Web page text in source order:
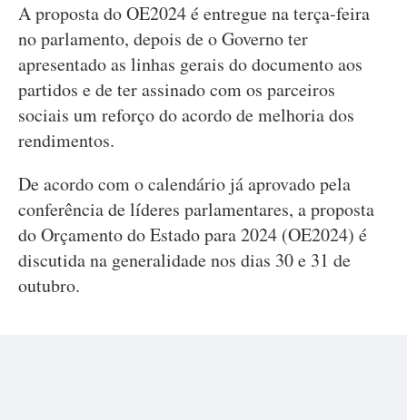
A proposta do OE2024 é entregue na terça-feira
no parlamento, depois de o Governo ter
apresentado as linhas gerais do documento aos
partidos e de ter assinado com os parceiros
sociais um reforço do acordo de melhoria dos
rendimentos.
De acordo com o calendário já aprovado pela
conferência de líderes parlamentares, a proposta
do Orçamento do Estado para 2024 (OE2024) é
discutida na generalidade nos dias 30 e 31 de
outubro.